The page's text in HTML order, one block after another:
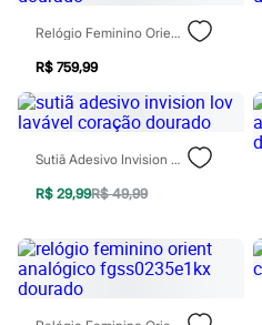
Sandálias
Tênis
Diversão
Marcas
Baby Club
Fifteen
Miss Fifteen
Moda íntima
Cuecas
Meias
Pijamas
Moda praia
Biquínis e Maiôs
Relógio Feminino Orient Analógico Lgss1020 C1kx Dourado
R$ 759,99
Sutiã Adesivo Invision Lov Lavável Coração Dourado
R$ 29,99R$ 49,99